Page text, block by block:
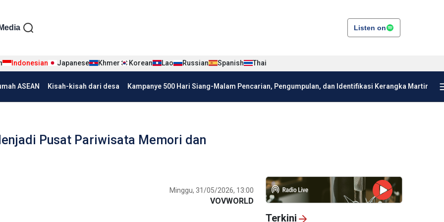
tiếng Indo
Media Listen on
Indonesian Japanese Khmer Korean Lao Russian Spanish Thai
ASEAN Kisah-kisah dari desa Kampanye 500 Hari Siang-Malam Pencarian, Pengumpulan, dan Identifikasi Kerangka Martir
Pusat Pariwisata Memori dan
Minggu, 31/05/2026, 13:00
VOVWORLD
Terkini